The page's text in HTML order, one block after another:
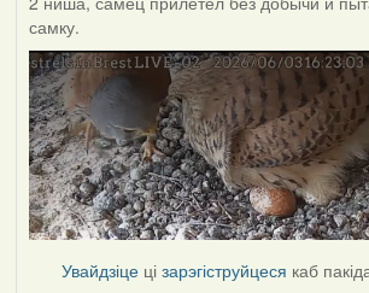
самку.
Увайдзіце цізарэгіструйцеся каб